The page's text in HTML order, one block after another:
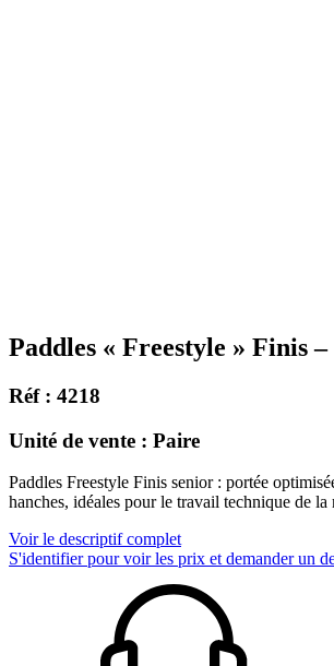
Paddles « Freestyle » Finis
Réf : 4218
Unité de vente : Paire
Paddles Freestyle Finis senior : portée
hanches, idéales pour le travail technique de la
Voir le descriptif complet
S'identifier pour voir les prix et demander un